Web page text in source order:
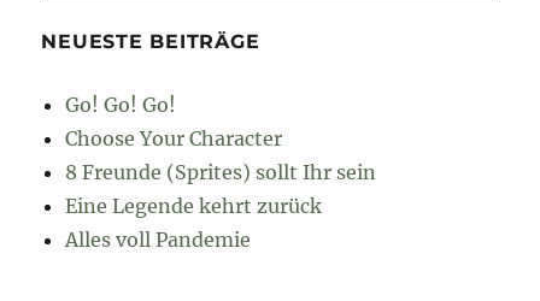
NEUESTE BEITRÄGE
Go! Go! Go!
Choose Your Character
8 Freunde (Sprites) sollt Ihr sein
Eine Legende kehrt zurück
Alles voll Pandemie